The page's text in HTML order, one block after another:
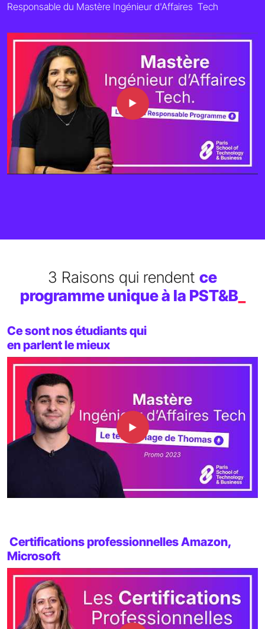
Responsable du Mastère Ingénieur d'Affaires Tech
3 Raisons qui rendent ce
programme unique à la PST&B_
Ce sont nos étudiants qui
en parlent le mieux
Certifications professionnelles Amazon,
Microsoft